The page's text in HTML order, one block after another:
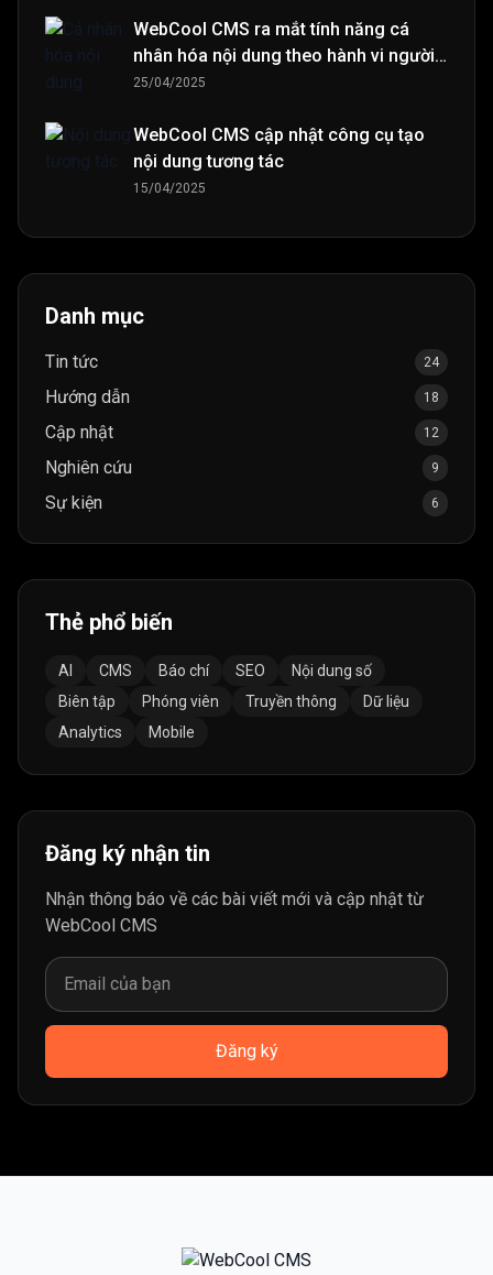
WebCool CMS ra mắt tính năng cá
nhân hóa nội dung theo hành vi người
đọc
25/04/2025
WebCool CMS cập nhật công cụ tạo
nội dung tương tác
15/04/2025
Danh mục
Tin tức 24
Hướng dẫn 18
Cập nhật 12
Nghiên cứu 9
Sự kiện 6
Thẻ phổ biến
AI CMS Báo chí SEO
Nội dung số
Biên tập
Phóng viên Truyền thông
Dữ liệu
Analytics
Mobile
Đăng ký nhận tin
Nhận thông báo về các bài viết mới và cập nhật từ
WebCool CMS
Đăng ký